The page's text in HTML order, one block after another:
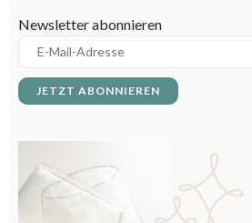
Newsletter abonnieren